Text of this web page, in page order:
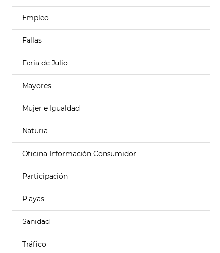
Empleo
Fallas
Feria de Julio
Mayores
Mujer e Igualdad
Naturia
Oficina Información Consumidor
Participación
Playas
Sanidad
Tráfico